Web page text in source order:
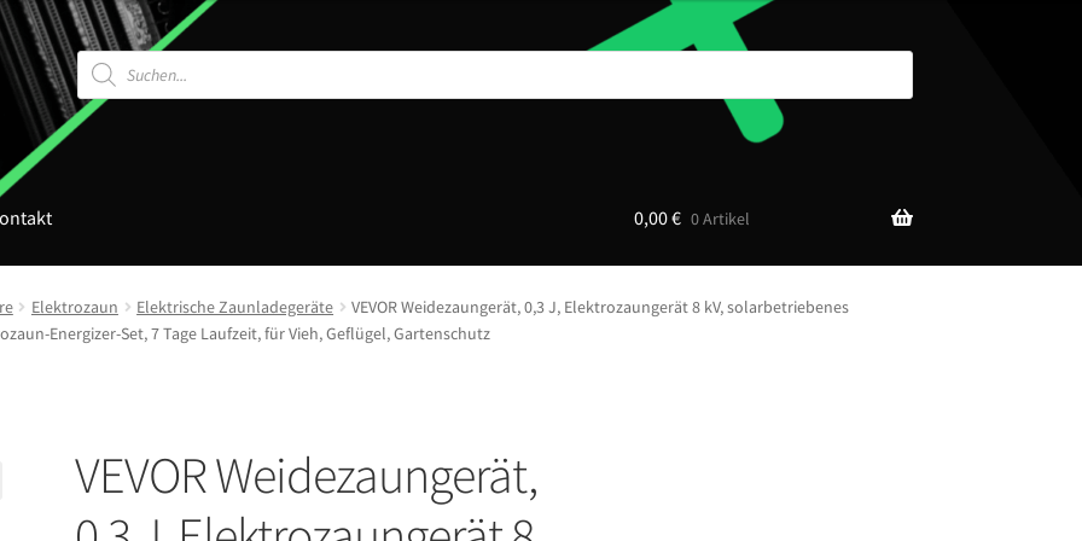
Products
search
0,00€ 0 Artikel
Elektrozaun Elektrische Zaunladegeräte
VEVOR Weidezaungerät, 0,3 J, Elektrozaungerät 8 kV, solarbetriebenes
Energizer-Set, 7 Tage Laufzeit, für Vieh, Geflügel, Gartenschutz
VEVOR Weidezaungerät,